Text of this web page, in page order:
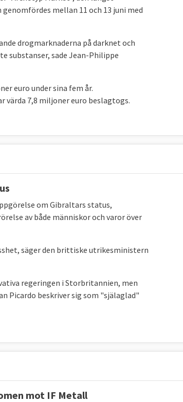
mellan 11 och 13 juni med
drogmarknaderna på darknet och
substanser, sade Jean-Philippe
euro under sina fem år.
värda 7,8 miljoner euro beslagtogs.
om Gibraltars status,
av både människor och varor över
säger den brittiske utrikesministern
regeringen i Storbritannien, men
Picardo beskriver sig som "själaglad"
mot IF Metall